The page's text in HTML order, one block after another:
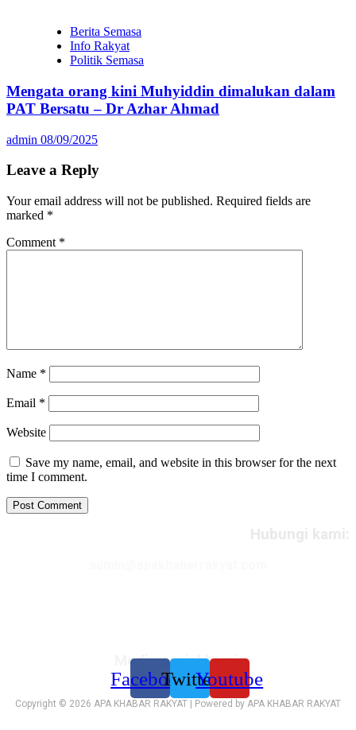
Berita Semasa
Info Rakyat
Politik Semasa
Mengata orang kini Muhyiddin dimalukan dalam
PAT Bersatu – Dr Azhar Ahmad
admin 08/09/2025
Leave a Reply
Your email address will not be published. Required fields are
marked *
Comment *
Name *
Email *
Website
Save my name, email, and website in this browser for the next
time I comment.
Media sosial kami:
FacebookTwitterYoutube
Copyright © 2026 APA KHABAR RAKYAT | Powered by APA KHABAR RAKYAT